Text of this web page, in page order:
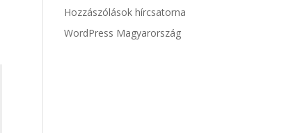
Hozzászólások hírcsatorna
WordPress Magyarország